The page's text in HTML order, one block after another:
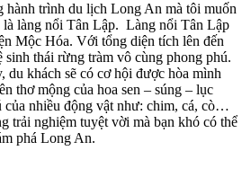
hành trình du lịch Long An mà tôi muốn
là làng nổi Tân Lập. Làng nổi Tân Lập
Mộc Hóa. Với tổng diện tích lên đến
sinh thái rừng tràm vô cùng phong phú.
du khách sẽ có cơ hội được hòa mình
thơ mộng của hoa sen – súng – lục
của nhiều động vật như: chim, cá, cò…
trải nghiệm tuyệt vời mà bạn khó có thể
phá Long An.